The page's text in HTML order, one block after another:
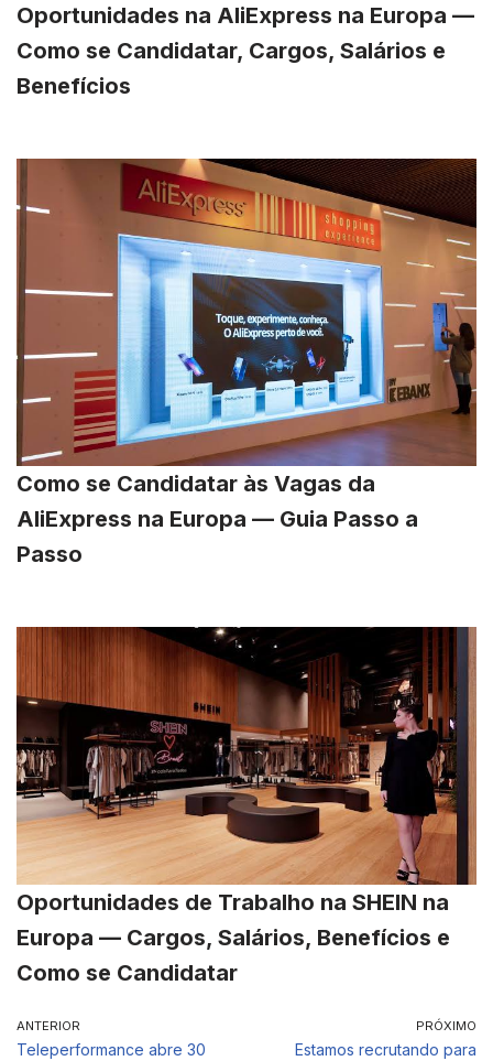
Oportunidades na AliExpress na Europa —
Como se Candidatar, Cargos, Salários e
Benefícios
Como se Candidatar às Vagas da
AliExpress na Europa — Guia Passo a
Passo
Oportunidades de Trabalho na SHEIN na
Europa — Cargos, Salários, Benefícios e
Como se Candidatar
ANTERIOR
Teleperformance abre 30
PRÓXIMO
Estamos recrutando para